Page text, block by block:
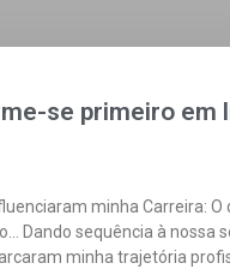
se primeiro em
minha Carreira: O
Dando sequência à nossa
minha trajetória